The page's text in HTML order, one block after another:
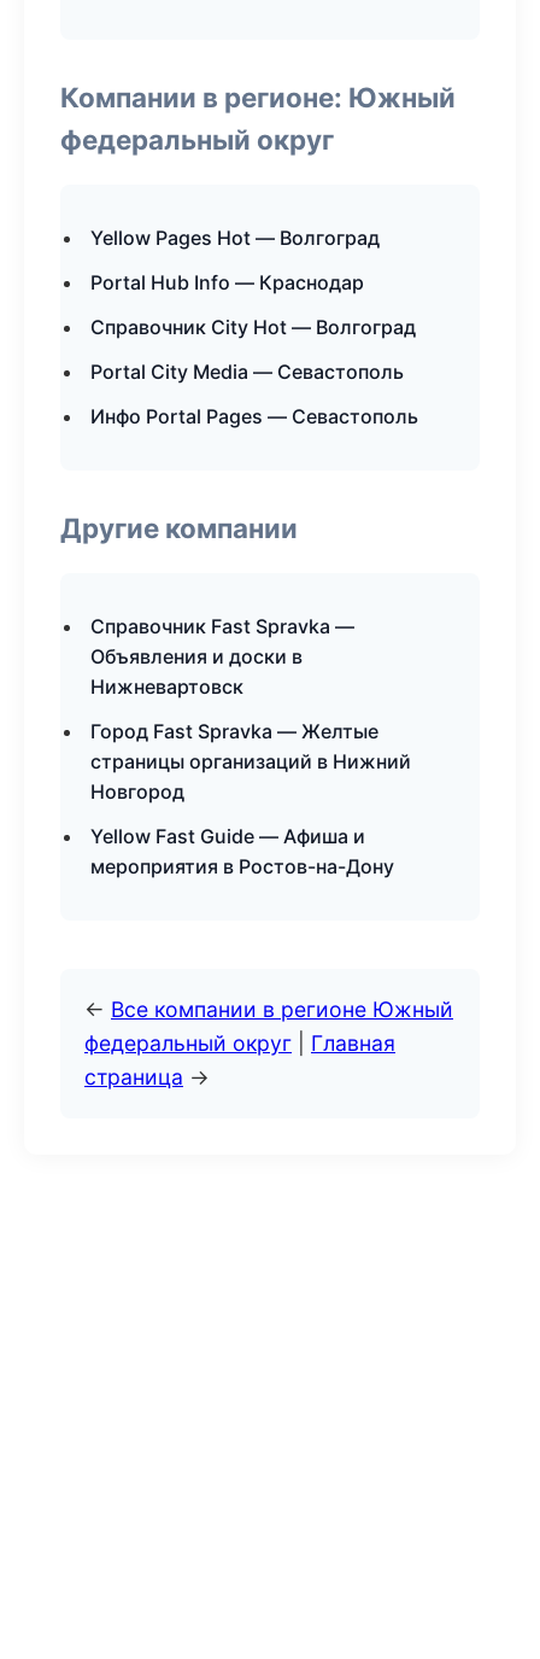
Компании в регионе: Южный
федеральный округ
Yellow Pages Hot — Волгоград
Portal Hub Info — Краснодар
Справочник City Hot — Волгоград
Portal City Media — Севастополь
Инфо Portal Pages — Севастополь
Другие компании
Справочник Fast Spravka —
Объявления и доски в
Нижневартовск
Город Fast Spravka — Желтые
страницы организаций в Нижний
Новгород
Yellow Fast Guide — Афиша и
мероприятия в Ростов-на-Дону
← Все компании в регионе Южный
федеральный округ
Главная
страница →